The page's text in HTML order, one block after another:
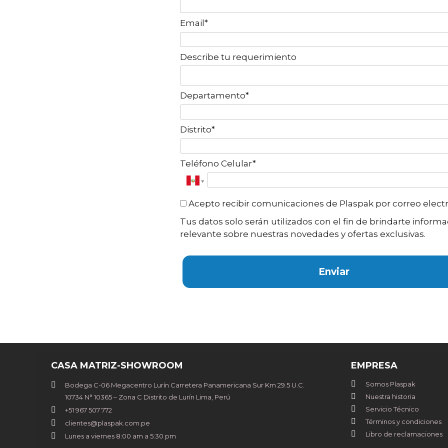
Email*
Describe tu requerimiento
Departamento*
Distrito*
Teléfono Celular*
Acepto recibir comunicaciones de Plaspak por correo
Tus datos solo serán utilizados con el fin de brindarte
relevante sobre nuestras novedades y ofertas exclusivas.
Enviar
CASA MATRIZ-SHOWROOM
Bodega C-06 Megacentro Lurín Carretera Panamericana Sur Km 29.5 U.C.
10734 N° 10365 – Zona C Distrito de Lurín Lima, Perú
+51 967 507 772
clientes@plaspak.com.pe
Lunes a viernes 8:00 am a 5:30 pm
EMPRESA
Somos Plaspak
Nuestra historia
Servicio Técnico
Términos y condiciones
Libro de reclamaciones